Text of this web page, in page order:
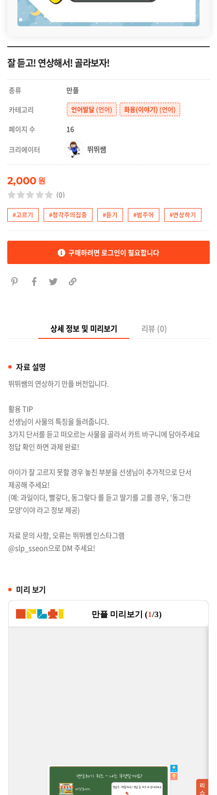
잘 듣고! 연상해서! 골라보자!
종류
만플
카테고리
언어발달 (언어) 화용(이야기) (언어)
페이지 수 16
크리에이터 뛰뛰쌤
2,000 원
(0)
#고르기 #청각주의집중 #듣기 #범주어 #연상하기
구매하려면 로그인이 필요합니다
상세 정보 및 미리보기 리뷰 (0)
자료 설명
뛰뛰쌤의 연상하기 만플 버전입니다.
활용 TIP
선생님이 사물의 특징을 들려줍니다.
3가지 단서를 듣고 떠오르는 사물을 골라서 카트 바구니에 담아주세요
정답 확인 하면 과제 완료!
아이가 잘 고르지 못할 경우 놓친 부분을 선생님이 추가적으로 단서
제공해 주세요!
(예: 과일이다, 빨갛다, 동그랗다 를 듣고 딸기를 고를 경우, '동그란
모양'이야 라고 정보 제공)
자료 문의 사항, 오류는 뛰뛰쌤 인스타그램
@slp_sseon으로 DM 주세요!
미리 보기